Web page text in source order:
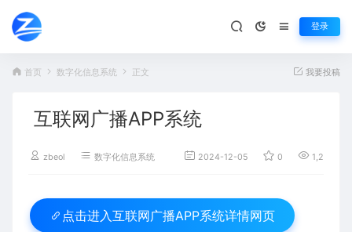
登录
首页 数字化信息系统 正文 我要投稿
互联网广播APP系统
zbeol 数字化信息系统 2024-12-05 0 1,260
点击进入 互联网广播APP系统详情网页